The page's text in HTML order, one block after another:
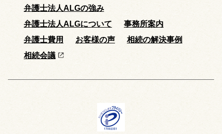
弁護士法人ALGの強み
弁護士法人ALGについて
事務所案内
弁護士費用
お客様の声
相続の解決事例
相続会議